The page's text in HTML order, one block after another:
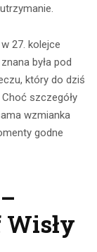
27. kolejce
była pod
który do dziś
szczegóły
wzmianka
godne